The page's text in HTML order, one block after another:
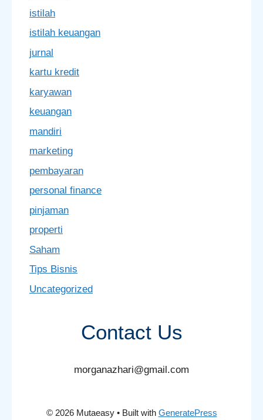
istilah
istilah keuangan
jurnal
kartu kredit
karyawan
keuangan
mandiri
marketing
pembayaran
personal finance
pinjaman
properti
Saham
Tips Bisnis
Uncategorized
Contact Us
morganazhari@gmail.com
© 2026 Mutaeasy• Built with GeneratePress